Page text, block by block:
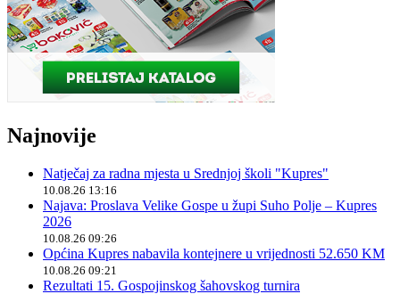
Najnovije
Natječaj za radna mjesta u Srednjoj školi "Kupres"
10.08.26 13:16
Najava: Proslava Velike Gospe u župi Suho Polje – Kupres
2026
10.08.26 09:26
Općina Kupres nabavila kontejnere u vrijednosti 52.650 KM
10.08.26 09:21
Rezultati 15. Gospojinskog šahovskog turnira